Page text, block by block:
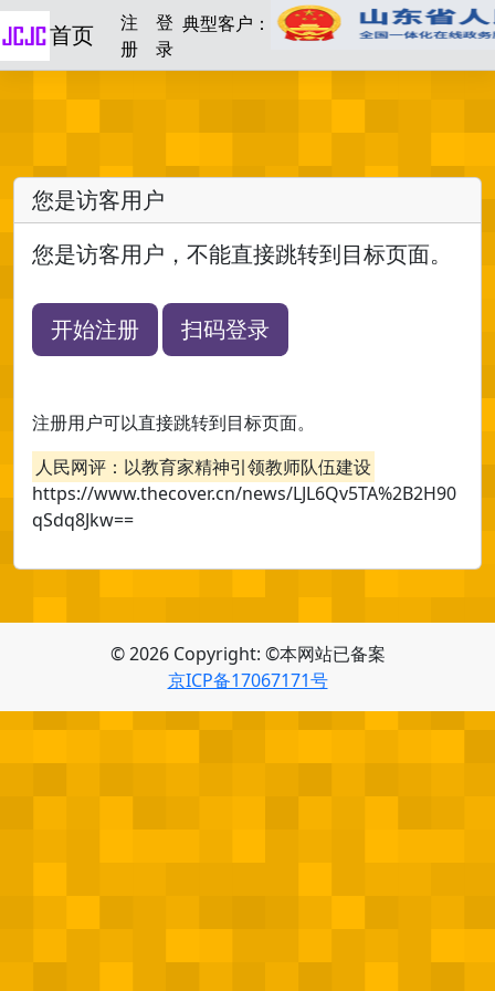
首页
注
册
登
录
典型客户：
您是访客用户
您是访客用户，不能直接跳转到目标页面。
开始注册 扫码登录
注册用户可以直接跳转到目标页面。
人民网评：以教育家精神引领教师队伍建设
https://www.thecover.cn/news/LJL6Qv5TA%2B2H90
qSdq8Jkw==
© 2026 Copyright: ©本网站已备案
京ICP备17067171号